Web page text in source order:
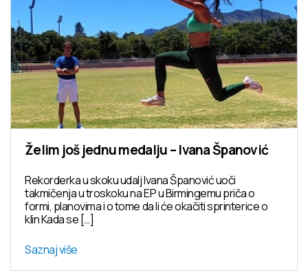
Želim još jednu medalju – Ivana Španović
Rekorderka u skoku udalj Ivana Španović uoči
takmičenja u troskoku na EP u Birmingemu priča o
formi, planovima i o tome da li će okačiti sprinterice o
klin Kada se […]
Saznaj više